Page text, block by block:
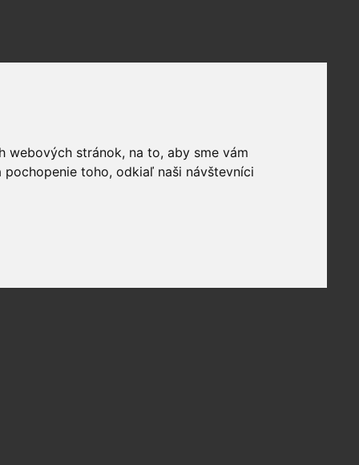
webových stránok, na to, aby sme vám
toho, odkiaľ naši návštevníci